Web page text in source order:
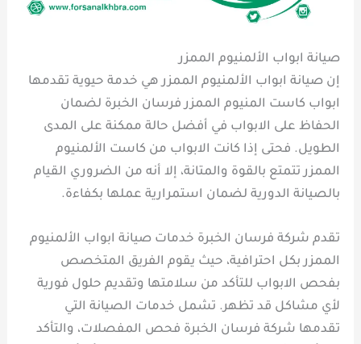
صيانة ابواب الألمنيوم الممزر
إن صيانة ابواب الألمنيوم الممزر هي خدمة حيوية تقدمها
ابواب كاست المنيوم الممزر فرسان الخبرة لضمان
الحفاظ على الابواب في أفضل حالة ممكنة على المدى
الطويل. فحتى إذا كانت الابواب من كاست الألمنيوم
الممزر تتمتع بالقوة والمتانة، إلا أنه من الضروري القيام
بالصيانة الدورية لضمان استمرارية عملها بكفاءة.
تقدم شركة فرسان الخبرة خدمات صيانة ابواب الألمنيوم
الممزر بكل احترافية، حيث يقوم الفريق المتخصص
بفحص الابواب للتأكد من سلامتها وتقديم حلول فورية
لأي مشاكل قد تظهر. تشمل خدمات الصيانة التي
تقدمها شركة فرسان الخبرة فحص المفصلات، والتأكد